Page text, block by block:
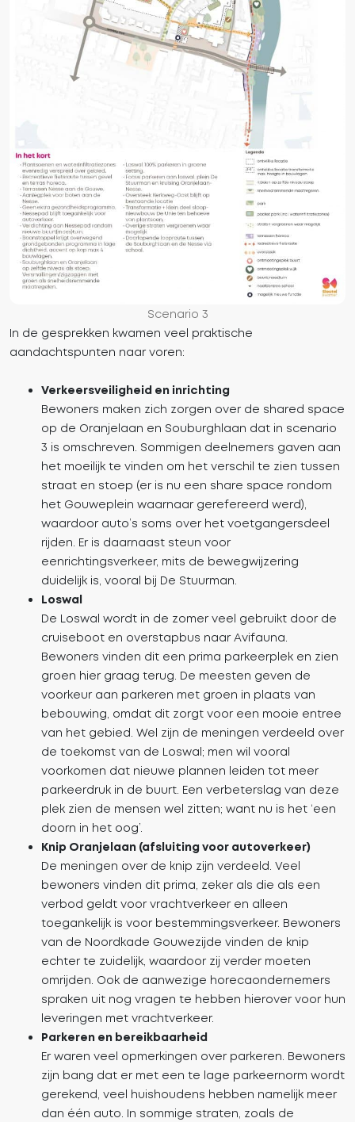
Scenario 3
In de gesprekken kwamen veel praktische
aandachtspunten naar voren:
Verkeersveiligheid en inrichting
Bewoners maken zich zorgen over de shared space
op de Oranjelaan en Souburghlaan dat in scenario
3 is omschreven. Sommigen deelnemers gaven aan
het moeilijk te vinden om het verschil te zien tussen
straat en stoep (er is nu een share space rondom
het Gouweplein waarnaar gerefereerd werd),
waardoor auto’s soms over het voetgangersdeel
rijden. Er is daarnaast steun voor
eenrichtingsverkeer, mits de bewegwijzering
duidelijk is, vooral bij De Stuurman.
Loswal
De Loswal wordt in de zomer veel gebruikt door de
cruiseboot en overstapbus naar Avifauna.
Bewoners vinden dit een prima parkeerplek en zien
groen hier graag terug. De meesten geven de
voorkeur aan parkeren met groen in plaats van
bebouwing, omdat dit zorgt voor een mooie entree
van het gebied. Wel zijn de meningen verdeeld over
de toekomst van de Loswal; men wil vooral
voorkomen dat nieuwe plannen leiden tot meer
parkeerdruk in de buurt. Een verbeterslag van deze
plek zien de mensen wel zitten; want nu is het ‘een
doorn in het oog’.
Knip Oranjelaan (afsluiting voor autoverkeer)
De meningen over de knip zijn verdeeld. Veel
bewoners vinden dit prima, zeker als die als een
verbod geldt voor vrachtverkeer en alleen
toegankelijk is voor bestemmingsverkeer. Bewoners
van de Noordkade Gouwezijde vinden de knip
echter te zuidelijk, waardoor zij verder moeten
omrijden. Ook de aanwezige horecaondernemers
spraken uit nog vragen te hebben hierover voor hun
leveringen met vrachtverkeer.
Parkeren en bereikbaarheid
Er waren veel opmerkingen over parkeren. Bewoners
zijn bang dat er met een te lage parkeernorm wordt
gerekend, veel huishoudens hebben namelijk meer
dan één auto. In sommige straten, zoals de